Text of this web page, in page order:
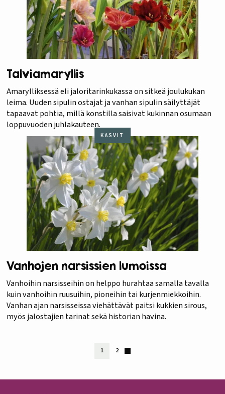
Talviamaryllis
Amarylliksessä eli jaloritarinkukassa on sitkeä joulukukan
leima. Uuden sipulin ostajat ja vanhan sipulin säilyttäjät
tapaavat pohtia, millä konstilla saisivat kukinnan osumaan
loppuvuoden juhlakauteen.
KASVIT
Vanhojen narsissien lumoissa
Vanhoihin narsisseihin on helppo hurahtaa samalla tavalla
kuin vanhoihin ruusuihin, pioneihin tai kurjenmiekkoihin.
Vanhan ajan narsisseissa viehättävät paitsi kukkien sirous,
myös jalostajien tarinat sekä historian havina.
1 2